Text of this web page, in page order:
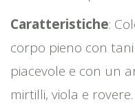
Caratteristiche:
corpo pieno con
piacevole e con un
mirtilli, viola e rovere.